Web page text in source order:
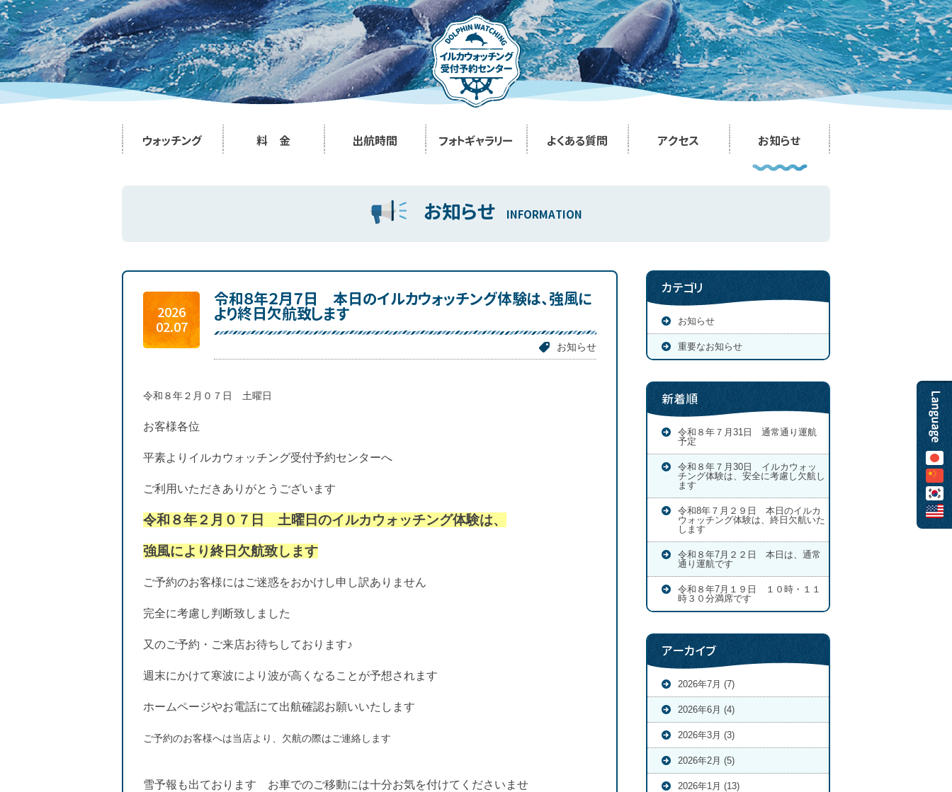
ウォッチング 料 金 出航時間 フォトギャラリー よくある質問 アクセス お知らせ
お知らせ INFORMATION
2026
02.07
令和８年２月７日 本日のイルカウォッチング体験は、強風に
より終日欠航致します
お知らせ
令和８年２月０７日 土曜日
お客様各位
平素よりイルカウォッチング受付予約センターへ
ご利用いただきありがとうございます
令和８年２月０７日 土曜日のイルカウォッチング体験は、
強風により終日欠航致します
ご予約のお客様にはご迷惑をおかけし申し訳ありません
完全に考慮し判断致しました
又のご予約・ご来店お待ちしております♪
週末にかけて寒波により波が高くなることが予想されます
ホームページやお電話にて出航確認お願いいたします
ご予約のお客様へは当店より、欠航の際はご連絡します
雪予報も出ております お車でのご移動には十分お気を付けてくださいませ
カテゴリ
お知らせ
重要なお知らせ
新着順
令和８年７月31日 通常通り運航
予定
令和８年７月30日 イルカウォッ
チング体験は、安全に考慮し欠航し
ます
令和8年７月２９日 本日のイルカ
ウォッチング体験は、終日欠航いた
します
令和８年7月２２日 本日は、通常
通り運航です
令和８年7月１９日 １０時・１１
時３０分満席です
アーカイブ
2026年7月 (7)
2026年6月 (4)
2026年3月 (3)
2026年2月 (5)
2026年1月 (13)